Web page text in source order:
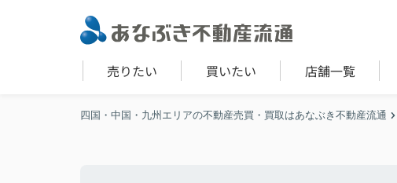
売りたい 買いたい 店舗一覧
四国・中国・九州エリアの不動産売買・買取はあなぶき不動産流通